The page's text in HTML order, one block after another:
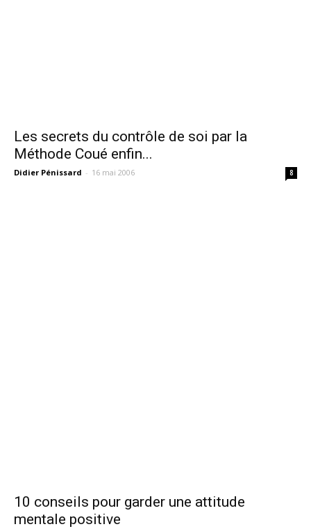
Les secrets du contrôle de soi par la
Méthode Coué enfin...
Didier Pénissard - 16 mai 2006 8
10 conseils pour garder une attitude
mentale positive